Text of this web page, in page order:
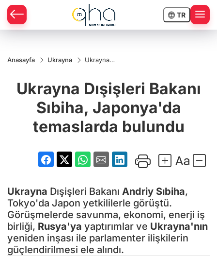
TR
Anasayfa Ukrayna
Ukrayna
Sıbiha,
Japonya'da
temaslarda
bulundu
Ukrayna Dışişleri Bakanı
Sıbiha, Japonya'da
temaslarda bulundu
Ukrayna Dışişleri Bakanı Andriy Sıbiha,
Tokyo'da Japon yetkililerle görüştü.
Görüşmelerde savunma, ekonomi, enerji iş
birliği, Rusya'ya yaptırımlar ve Ukrayna'nın
yeniden inşası ile parlamenter ilişkilerin
güçlendirilmesi ele alındı.